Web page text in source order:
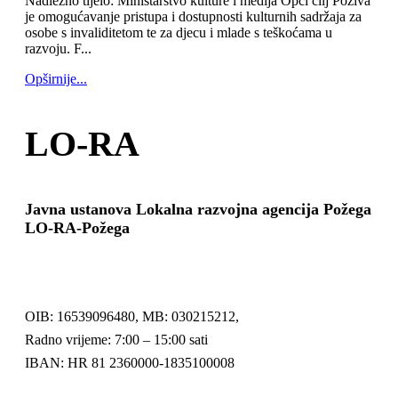
je omogućavanje pristupa i dostupnosti kulturnih sadržaja za
osobe s invaliditetom te za djecu i mlade s teškoćama u
razvoju. F...
Opširnije...
LO-RA
Javna ustanova Lokalna razvojna agencija Požega
LO-RA-Požega
OIB: 16539096480, MB: 030215212,
Radno vrijeme: 7:00 – 15:00 sati
IBAN: HR 81 2360000-1835100008